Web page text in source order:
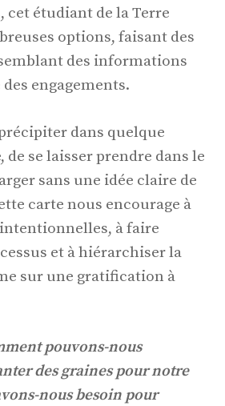
cet étudiant de la Terre
options, faisant des
des informations
engagements.
dans quelque
de se laisser prendre dans le
sans une idée claire de
carte nous encourage à
à faire
et à hiérarchiser la
sur une gratification à
pouvons-nous
des graines pour notre
nous besoin pour